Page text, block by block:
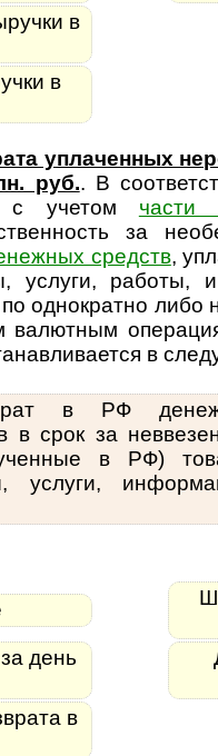
в
в
уплаченных
руб.. В
с учетом части
за
средств,
услуги, работы,
однократно либо
валютным
в
в РФ
в срок за
в РФ)
услуги,
день
в